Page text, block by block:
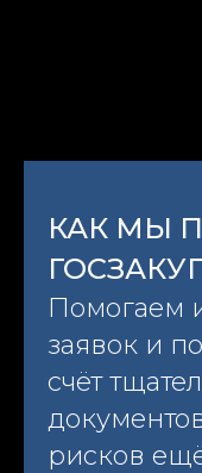
КАК МЫ
Помогаем
заявок и
счёт
рисков